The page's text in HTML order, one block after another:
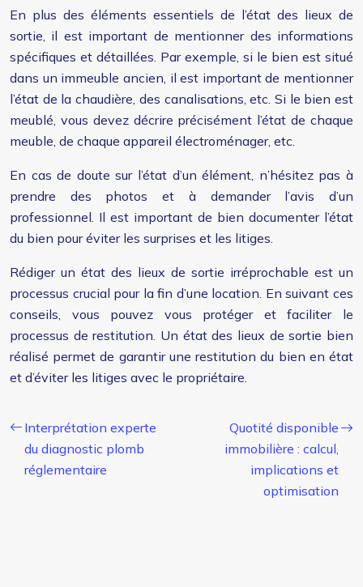
En plus des éléments essentiels de l’état des lieux de
sortie, il est important de mentionner des informations
spécifiques et détaillées. Par exemple, si le bien est situé
dans un immeuble ancien, il est important de mentionner
l’état de la chaudière, des canalisations, etc. Si le bien est
meublé, vous devez décrire précisément l’état de chaque
meuble, de chaque appareil électroménager, etc.
En cas de doute sur l’état d’un élément, n’hésitez pas à
prendre des photos et à demander l’avis d’un
professionnel. Il est important de bien documenter l’état
du bien pour éviter les surprises et les litiges.
Rédiger un état des lieux de sortie irréprochable est un
processus crucial pour la fin d’une location. En suivant ces
conseils, vous pouvez vous protéger et faciliter le
processus de restitution. Un état des lieux de sortie bien
réalisé permet de garantir une restitution du bien en état
et d’éviter les litiges avec le propriétaire.
Interprétation experte
du diagnostic plomb
réglementaire
Quotité disponible
immobilière : calcul,
implications et
optimisation